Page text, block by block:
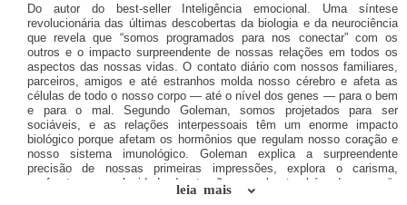
Do autor do best-seller Inteligência emocional. Uma síntese
revolucionária das últimas descobertas da biologia e da neurociência
que revela que “somos programados para nos conectar” com os
outros e o impacto surpreendente de nossas relações em todos os
aspectos das nossas vidas. O contato diário com nossos familiares,
parceiros, amigos e até estranhos molda nosso cérebro e afeta as
células de todo o nosso corpo — até o nível dos genes — para o bem
e para o mal. Segundo Goleman, somos projetados para ser
sociáveis, e as relações interpessoais têm um enorme impacto
biológico porque afetam os hormônios que regulam nosso coração e
nosso sistema imunológico. Goleman explica a surpreendente
precisão de nossas primeiras impressões, explora o carisma,
confronta a complexidade da atração sexual e também descreve “o
lado sombrio” da inteligência social, do narcisismo ao maquiavelismo
leia mais